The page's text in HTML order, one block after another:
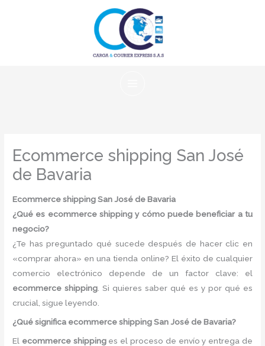
Ecommerce shipping San José
de Bavaria
Ecommerce shipping San José de Bavaria
¿Qué es ecommerce shipping y cómo puede beneficiar a tu
negocio?
¿Te has preguntado qué sucede después de hacer clic en
«comprar ahora» en una tienda online? El éxito de cualquier
comercio electrónico depende de un factor clave: el
ecommerce shipping . Si quieres saber qué es y por qué es
crucial, sigue leyendo.
¿Qué significa ecommerce shipping San José de Bavaria?
El ecommerce shippinges el proceso de envío y entrega de